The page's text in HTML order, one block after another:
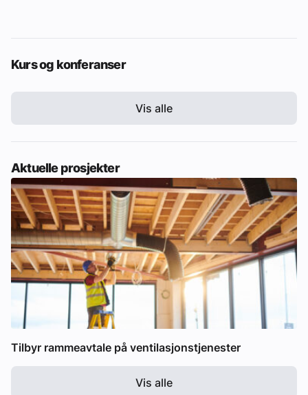
Kurs og konferanser
Vis alle
Aktuelle prosjekter
Tilbyr rammeavtale på ventilasjonstjenester
Vis alle